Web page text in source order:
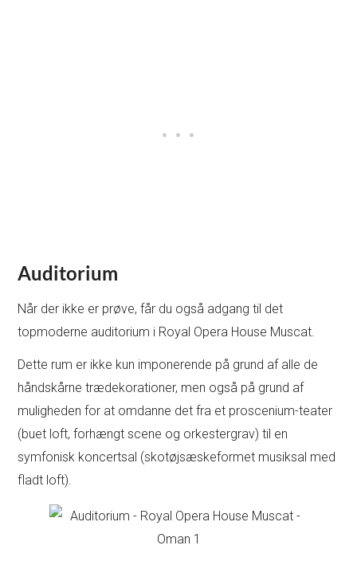
Auditorium
Når der ikke er prøve, får du også adgang til det
topmoderne auditorium i Royal Opera House Muscat.
Dette rum er ikke kun imponerende på grund af alle de
håndskårne trædekorationer, men også på grund af
muligheden for at omdanne det fra et proscenium-teater
(buet loft, forhængt scene og orkestergrav) til en
symfonisk koncertsal (skotøjsæskeformet musiksal med
fladt loft).